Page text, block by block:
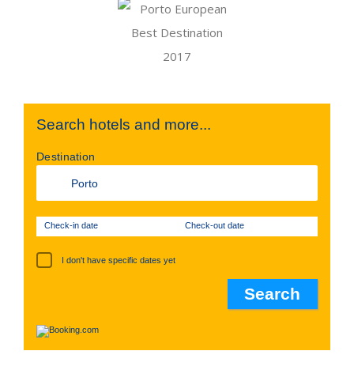
Search hotels and more...
Destination
Check-in date Check-out date
I don't have specific dates yet